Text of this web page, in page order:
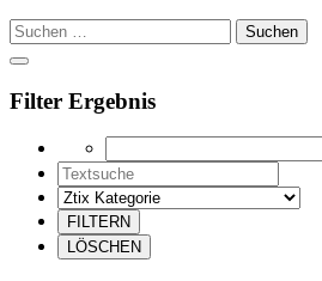
Suchen
nach:
Filter Ergebnis
Textsuche
Kategorie